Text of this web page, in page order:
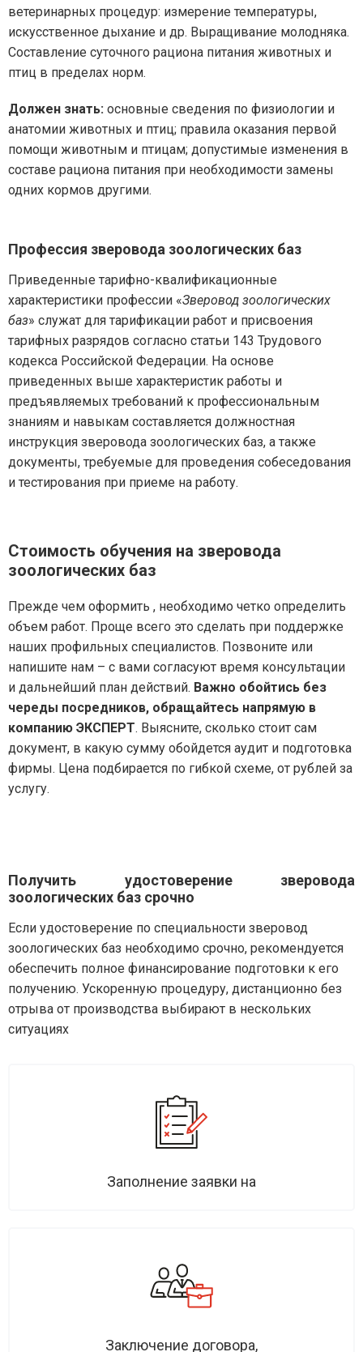
ветеринарных процедур: измерение температуры,
искусственное дыхание и др. Выращивание молодняка.
Составление суточного рациона питания животных и
птиц в пределах норм.
Должен знать: основные сведения по физиологии и
анатомии животных и птиц; правила оказания первой
помощи животным и птицам; допустимые изменения в
составе рациона питания при необходимости замены
одних кормов другими.
Профессия зверовода зоологических баз
Приведенные тарифно-квалификационные
характеристики профессии «Зверовод зоологических
баз» служат для тарификации работ и присвоения
тарифных разрядов согласно статьи 143 Трудового
кодекса Российской Федерации. На основе
приведенных выше характеристик работы и
предъявляемых требований к профессиональным
знаниям и навыкам составляется должностная
инструкция зверовода зоологических баз, а также
документы, требуемые для проведения собеседования
и тестирования при приеме на работу.
Стоимость обучения на зверовода
зоологических баз
Прежде чем оформить , необходимо четко определить
объем работ. Проще всего это сделать при поддержке
наших профильных специалистов. Позвоните или
напишите нам – с вами согласуют время консультации
и дальнейший план действий. Важно обойтись без
череды посредников, обращайтесь напрямую в
компанию ЭКСПЕРТ. Выясните, сколько стоит сам
документ, в какую сумму обойдется аудит и подготовка
фирмы. Цена подбирается по гибкой схеме, от рублей за
услугу.
Получить удостоверение зверовода
зоологических баз срочно
Если удостоверение по специальности зверовод
зоологических баз необходимо срочно, рекомендуется
обеспечить полное финансирование подготовки к его
получению. Ускоренную процедуру, дистанционно без
отрыва от производства выбирают в нескольких
ситуациях
Заполнение заявки на
Заключение договора,